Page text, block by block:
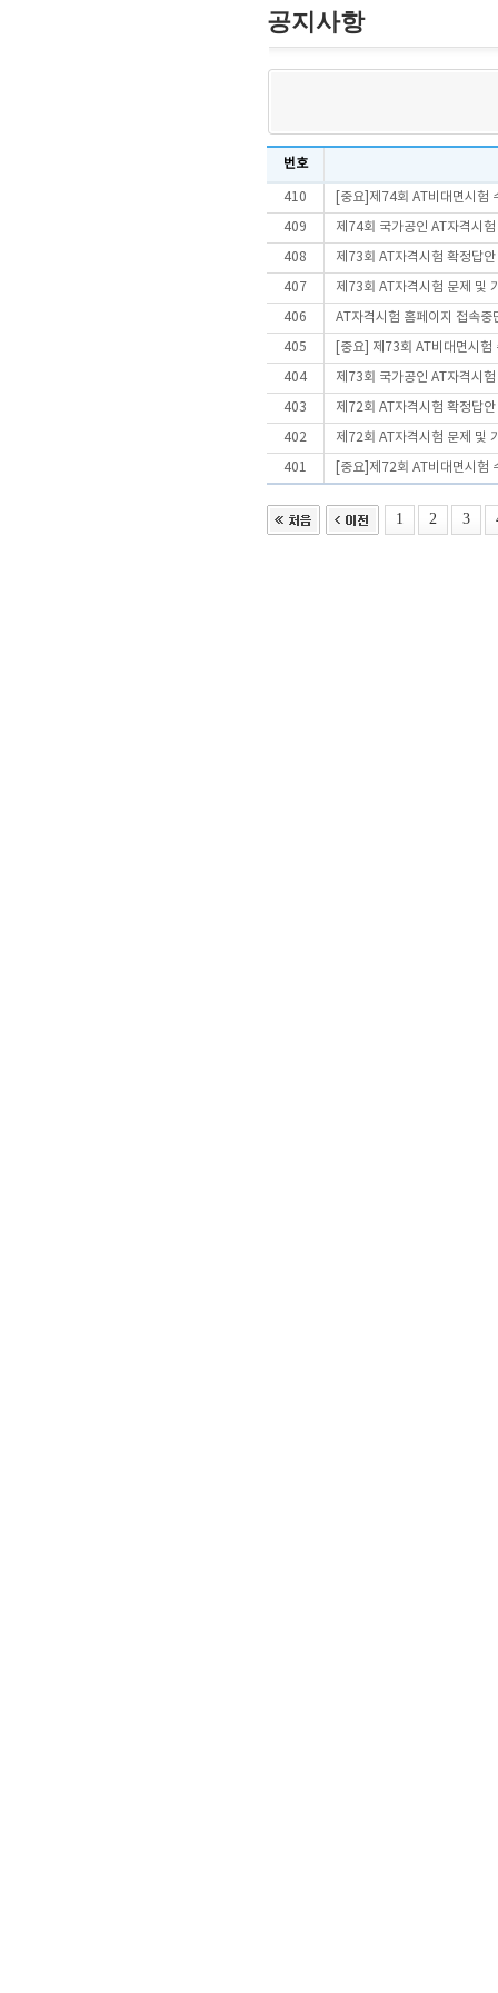
공지사항
번호
410 [중요]제74회 AT비대면시험
409 제74회 국가공인 AT자격시
408 제73회 AT자격시험 확정답
407 제73회 AT자격시험 문제 및
406 AT자격시험 홈페이지 접속중
405 [중요] 제73회 AT비대면시험
404 제73회 국가공인 AT자격시
403 제72회 AT자격시험 확정답
402 제72회 AT자격시험 문제 및
401 [중요]제72회 AT비대면시험
1 2 3